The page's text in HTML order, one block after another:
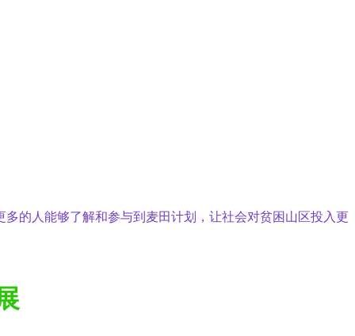
的人能够了解和参与到麦田计划，让社会对贫困山区投入更